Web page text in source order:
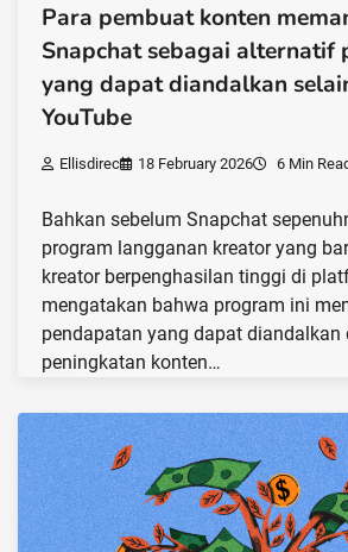
Para pembuat konten
Snapchat sebagai alternatif
yang dapat diandalkan
YouTube
Ellisdirec 18 February 2026 6 Min
Bahkan sebelum Snapchat
program langganan kreator yang
kreator berpenghasilan tinggi di
mengatakan bahwa program ini
pendapatan yang dapat diandalkan
peningkatan konten…